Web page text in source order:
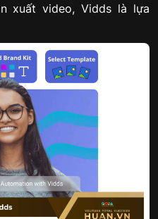
xuất video, Vidds là lựa